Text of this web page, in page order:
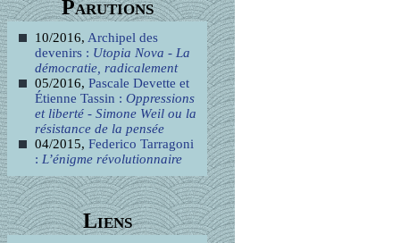
Parutions
10/2016, Archipel des
devenirs : Utopia Nova - La
démocratie, radicalement
05/2016, Pascale Devette et
Étienne Tassin : Oppressions
et liberté - Simone Weil ou la
résistance de la pensée
04/2015, Federico Tarragoni
: L’énigme révolutionnaire
Liens